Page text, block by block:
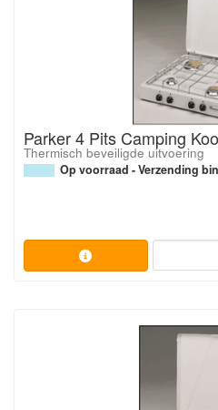
Parker 4 Pits Camping
Thermisch beveiligde uitvoering
Op voorraad - Verzending